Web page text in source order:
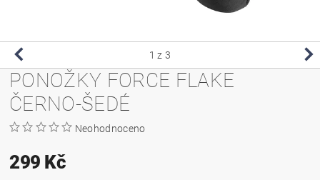
1 z 3
PONOŽKY FORCE FLAKE
ČERNO-ŠEDÉ
Neohodnoceno
299 Kč